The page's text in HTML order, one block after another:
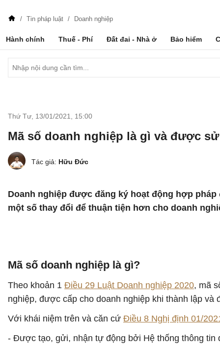
Tin pháp luật Doanh nghiệp
Hành chính Thuế - Phí Đất đai - Nhà ở Bảo hiểm
Thứ Tư, 13/01/2021 15:00
Mã số doanh nghiệp là gì và được
Tác giả: Hữu Đức
Doanh nghiệp được đăng ký hoạt động hợp
một số thay đổi để thuận tiện hơn cho doanh
Mã số doanh nghiệp là gì?
Theo khoản 1 Điều 29 Luật Doanh nghiệp 2020, mã
nghiệp, được cấp cho doanh nghiệp khi thành lập
Với khái niệm trên và căn cứ Điều 8 Nghị định 01/
- Được tạo, gửi, nhận tự động bởi Hệ thống thông tin